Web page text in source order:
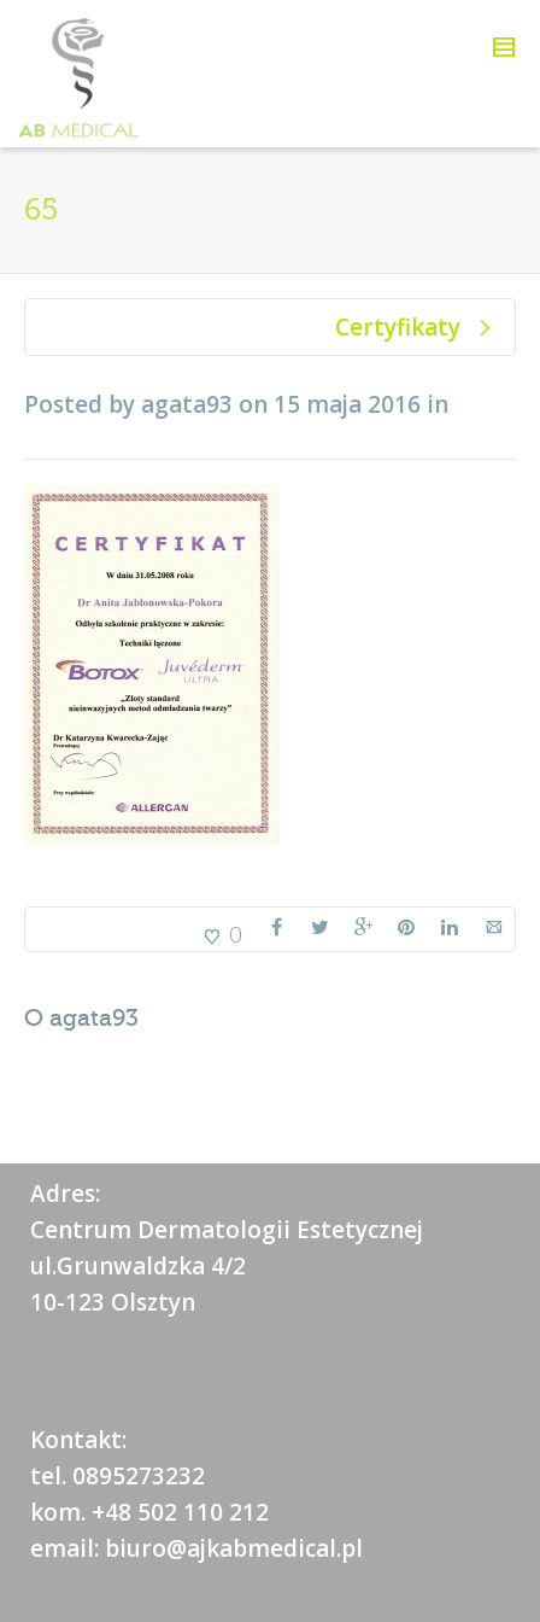
65
Certyfikaty
Posted by agata93 on 15 maja 2016 in
0
O agata93
Adres:
Centrum Dermatologii Estetycznej
ul.Grunwaldzka 4/2
10-123 Olsztyn
Kontakt:
tel. 0895273232
kom. +48 502 110 212
email: biuro@ajkabmedical.pl